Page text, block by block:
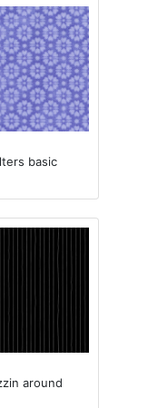
basic
around